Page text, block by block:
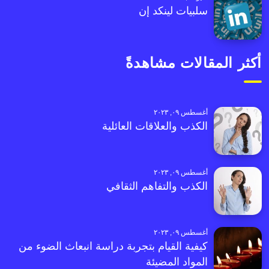
سلبيات لينكد إن
أكثر المقالات مشاهدةً
أغسطس ٠٩, ٢٠٢٣
الكذب والعلاقات العائلية
أغسطس ٠٩, ٢٠٢٣
الكذب والتفاهم الثقافي
أغسطس ٠٩, ٢٠٢٣
كيفية القيام بتجربة دراسة انبعاث الضوء من
المواد المضيئة